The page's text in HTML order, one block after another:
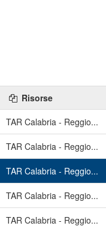
Risorse
TAR Calabria - Reggio...
TAR Calabria - Reggio...
TAR Calabria - Reggio...
TAR Calabria - Reggio...
TAR Calabria - Reggio...